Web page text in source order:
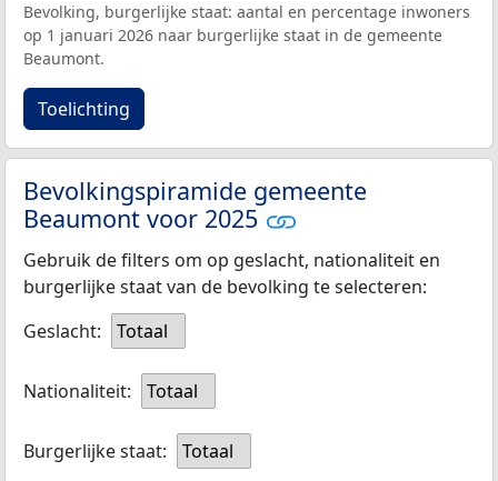
Bevolking, burgerlijke staat: aantal en percentage inwoners
op 1 januari 2026 naar burgerlijke staat in de gemeente
Beaumont.
Toelichting
Bevolkingspiramide gemeente
Beaumont voor 2025
Gebruik de filters om op geslacht, nationaliteit en
burgerlijke staat van de bevolking te selecteren:
Geslacht:
Totaal
Nationaliteit: Totaal
Burgerlijke staat: Totaal